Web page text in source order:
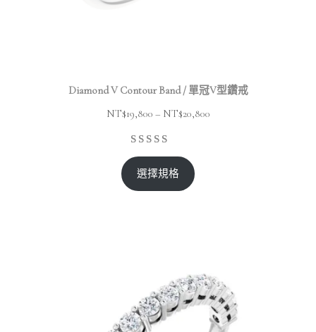
Diamond V Contour Band / 單冠V型鑽戒
NT$19,800 – NT$20,800
選擇規格